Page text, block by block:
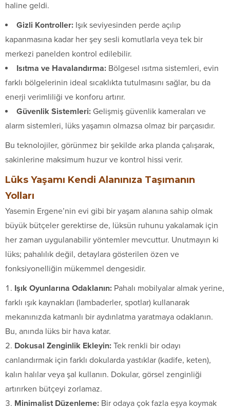
haline geldi.
Gizli Kontroller: Işık seviyesinden perde açılıp
kapanmasına kadar her şey sesli komutlarla veya tek bir
merkezi panelden kontrol edilebilir.
Isıtma ve Havalandırma: Bölgesel ısıtma sistemleri, evin
farklı bölgelerinin ideal sıcaklıkta tutulmasını sağlar, bu da
enerji verimliliği ve konforu artırır.
Güvenlik Sistemleri: Gelişmiş güvenlik kameraları ve
alarm sistemleri, lüks yaşamın olmazsa olmaz bir parçasıdır.
Bu teknolojiler, görünmez bir şekilde arka planda çalışarak,
sakinlerine maksimum huzur ve kontrol hissi verir.
Lüks Yaşamı Kendi Alanınıza Taşımanın
Yolları
Yasemin Ergene’nin evi gibi bir yaşam alanına sahip olmak
büyük bütçeler gerektirse de, lüksün ruhunu yakalamak için
her zaman uygulanabilir yöntemler mevcuttur. Unutmayın ki
lüks; pahalılık değil, detaylara gösterilen özen ve
fonksiyonelliğin mükemmel dengesidir.
Işık Oyunlarına Odaklanın: Pahalı mobilyalar almak yerine,
farklı ışık kaynakları (lambaderler, spotlar) kullanarak
mekanınızda katmanlı bir aydınlatma yaratmaya odaklanın.
Bu, anında lüks bir hava katar.
Dokusal Zenginlik Ekleyin: Tek renkli bir odayı
canlandırmak için farklı dokularda yastıklar (kadife, keten),
kalın halılar veya şal kullanın. Dokular, görsel zenginliği
artırırken bütçeyi zorlamaz.
Minimalist Düzenleme: Bir odaya çok fazla eşya koymak